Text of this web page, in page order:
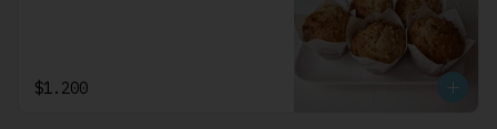
$1.200